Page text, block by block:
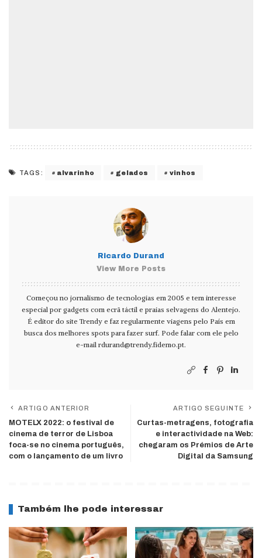
TAGS: alvarinho gelados vinhos
Ricardo Durand
View More Posts
Começou no jornalismo de tecnologias em 2005 e tem interesse
especial por gadgets com ecrã táctil e praias selvagens do Alentejo.
É editor do site Trendy e faz regularmente viagens pelo País em
busca dos melhores spots para fazer surf. Pode falar com ele pelo
e-mail rdurand@trendy.fidemo.pt.
ARTIGO ANTERIOR
MOTELX 2022: o festival de
cinema de terror de Lisboa
foca-se no cinema português,
com o lançamento de um livro
ARTIGO SEGUINTE
Curtas-metragens, fotografia
e interactividade na Web:
chegaram os Prémios de Arte
Digital da Samsung
Também lhe pode interessar